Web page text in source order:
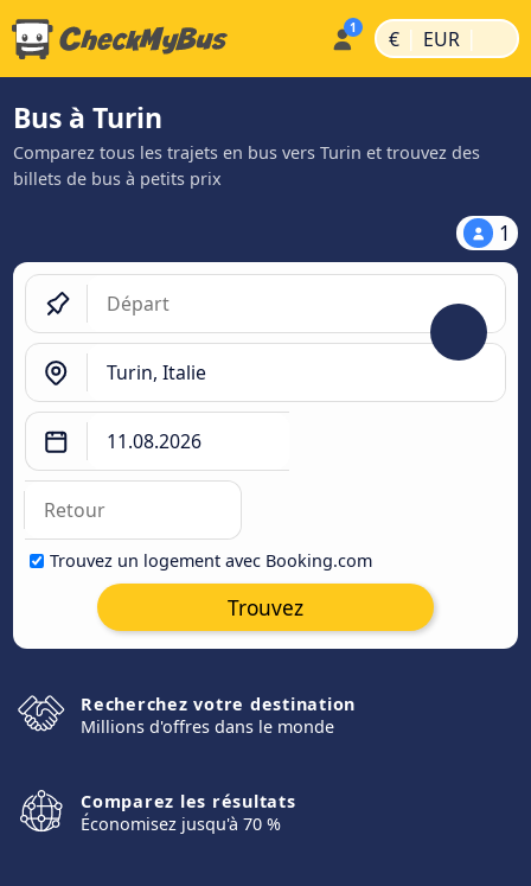
€ | EUR |
Bus à Turin
Comparez tous les trajets en bus vers Turin et trouvez des
billets de bus à petits prix
1
Trouvez un logement avec Booking.com
Trouvez
Recherchez votre destination
Millions d'offres dans le monde
Comparez les résultats
Économisez jusqu'à 70 %